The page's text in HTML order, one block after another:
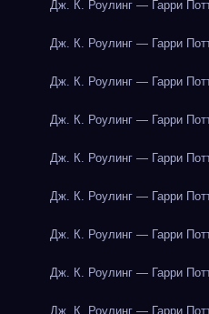
Дж. К. Роулинг — Гарри
Дж. К. Роулинг — Гарри
Дж. К. Роулинг — Гарри
Дж. К. Роулинг — Гарри
Дж. К. Роулинг — Гарри
Дж. К. Роулинг — Гарри
Дж. К. Роулинг — Гарри
Дж. К. Роулинг — Гарри
Дж. К. Роулинг — Гарри